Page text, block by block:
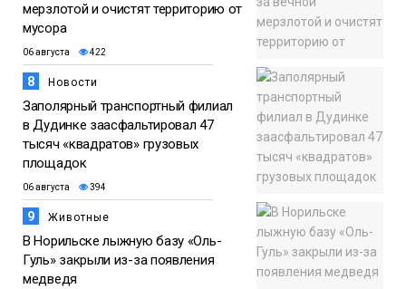
мерзлотой и очистят территорию от
мусора
06 августа 422
8 Новости
Заполярный транспортный филиал
в Дудинке заасфальтировал 47
тысяч «квадратов» грузовых
площадок
06 августа 394
9 Животные
В Норильске лыжную базу «Оль-
Гуль» закрыли из-за появления
медведя